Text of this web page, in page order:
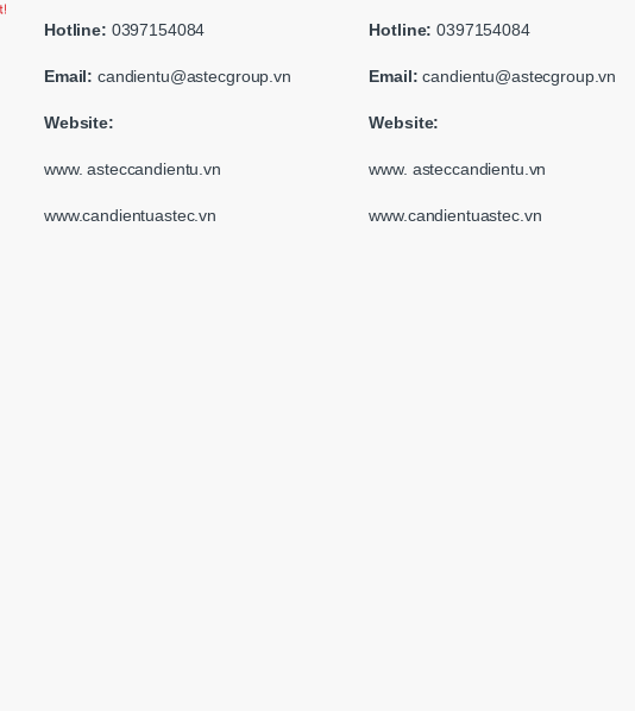
Hotline: 0397154084
Email: candientu@astecgroup.vn
Website:
www. asteccandientu.vn
www.candientuastec.vn
Hotline: 0397154084
Email: candientu@astecgroup.vn
Website:
www. asteccandientu.vn
www.candientuastec.vn